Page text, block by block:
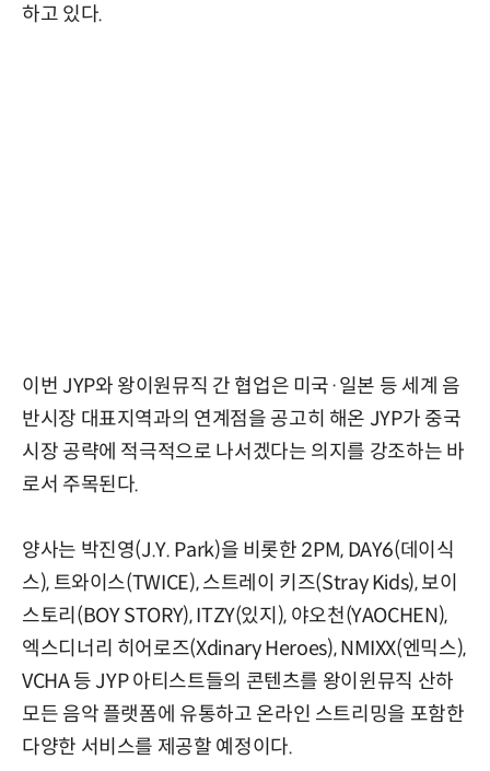
하고 있다.
이번 JYP와 왕이원뮤직 간 협업은 미국·일본 등 세계 음
반시장 대표지역과의 연계점을 공고히 해온 JYP가 중국
시장 공략에 적극적으로 나서겠다는 의지를 강조하는 바
로서 주목된다.
양사는 박진영(J.Y. Park)을 비롯한 2PM, DAY6(데이식
스), 트와이스(TWICE), 스트레이 키즈(Stray Kids), 보이
스토리(BOY STORY), ITZY(있지), 야오천(YAOCHEN),
엑스디너리 히어로즈(Xdinary Heroes), NMIXX(엔믹스),
VCHA 등 JYP 아티스트들의 콘텐츠를 왕이윈뮤직 산하
모든 음악 플랫폼에 유통하고 온라인 스트리밍을 포함한
다양한 서비스를 제공할 예정이다.